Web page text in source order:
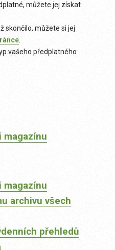
můžete jej získat
skončilo, můžete si jej
vašeho předplatného
magazínu
magazínu
archivu všech
přehledů